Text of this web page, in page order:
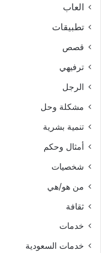
العاب
تطبيقات
قصص
ترفيهي
الرجل
مشكلة وحل
تنمية بشرية
أمثال وحكم
شخصيات
من هو/هي
ثقافة
خدمات
خدمات السعودية